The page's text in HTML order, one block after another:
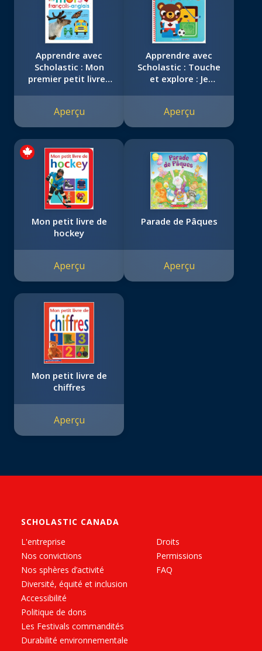
Apprendre avec
Scholastic : Mon
premier petit livre :
Aperçu
Apprendre avec
Scholastic : Touche
et explore : Je
Aperçu
Mon petit livre de
hockey
Aperçu
Parade de Pâques
Aperçu
Mon petit livre de
chiffres
Aperçu
SCHOLASTIC CANADA
L'entreprise
Nos convictions
Nos sphères d’activité
Diversité, équité et inclusion
Accessibilité
Politique de dons
Les Festivals commandités
Durabilité environnementale
Droits
Permissions
FAQ